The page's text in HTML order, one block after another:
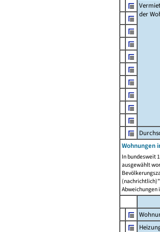
der
Wohnungen
In bundesweit
ausgewählt
Abweichungen